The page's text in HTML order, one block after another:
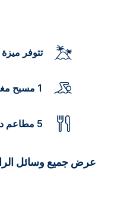
تتوفر
1 مسبح
5 مطاعم
عرض جميع وسائل